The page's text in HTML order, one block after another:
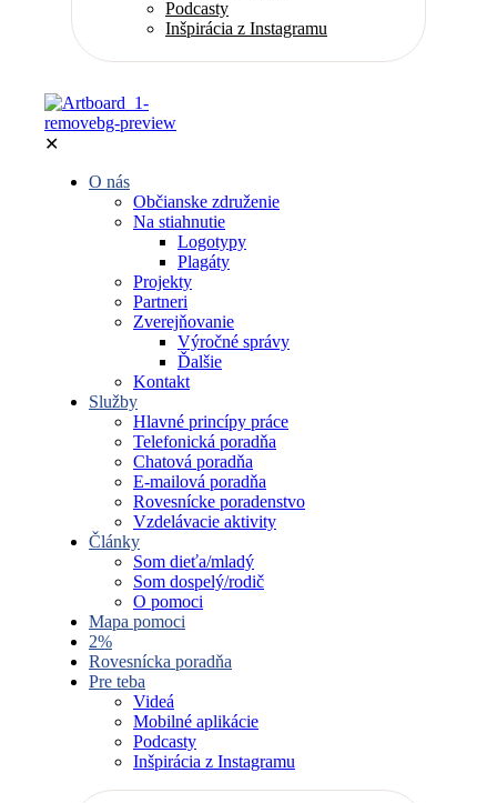
Podcasty
Inšpirácia z Instagramu
✕
O nás
Občianske združenie
Na stiahnutie
Logotypy
Plagáty
Projekty
Partneri
Zverejňovanie
Výročné správy
Ďalšie
Kontakt
Služby
Hlavné princípy práce
Telefonická poradňa
Chatová poradňa
E-mailová poradňa
Rovesnícke poradenstvo
Vzdelávacie aktivity
Články
Som dieťa/mladý
Som dospelý/rodič
O pomoci
Mapa pomoci
2%
Rovesnícka poradňa
Pre teba
Videá
Mobilné aplikácie
Podcasty
Inšpirácia z Instagramu